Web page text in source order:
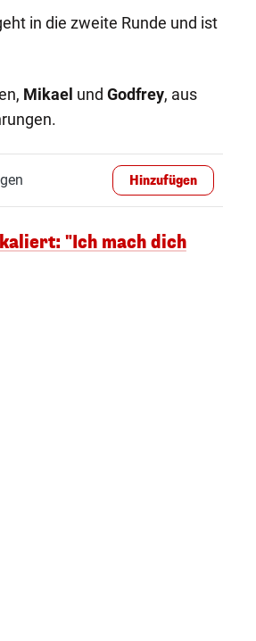
in die zweite Runde und ist
Mikael und Godfrey, aus
Hinzufügen
"Ich mach dich